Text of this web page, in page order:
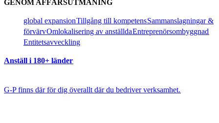
GENOM AFFÄRSUTMANING​​
global expansion​​Tillgång till kompetens​​Sammanslagningar &
förvärv​​Omlokalisering av anställda​​Entreprenörsombyggnad​​
Entitetsavveckling​​
Anställ i 180+ länder​​
G-P finns där för dig överallt där du bedriver verksamhet.​​